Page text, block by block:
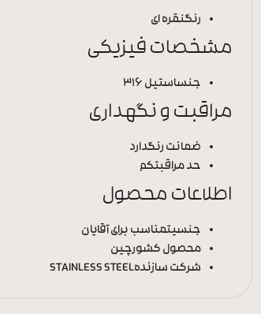
رنگنقره ای
مشخصات فیزیکی
جنساستیل 316
مراقبت و نگهداری
ضمانت رنگدارد
حد مراقبتکم
اطلاعات محصول
جنسیتمناسب برای آقایان
محصول کشورچین
شرکت سازندهSTAINLESS STEEL